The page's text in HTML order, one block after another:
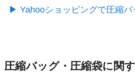
▶︎ Yahooショッピングで圧縮バ
圧縮バッグ・圧縮袋に関